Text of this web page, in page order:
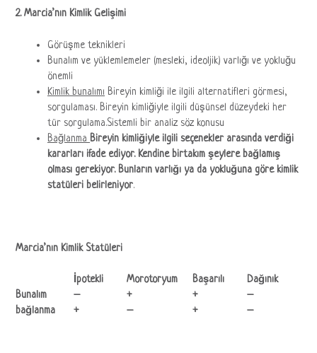
2. Marcia’nın Kimlik Gelişimi
Görüşme teknikleri
Bunalım ve yüklemlemeler (mesleki, ideoljik) varlığı ve yokluğu
önemli
Kimlik bunalımı Bireyin kimliği ile ilgili alternatifleri görmesi,
sorgulaması. Bireyin kimliğiyle ilgili düşünsel düzeydeki her
tür sorgulama.Sistemli bir analiz söz konusu
Bağlanma Bireyin kimliğiyle ilgili seçenekler arasında verdiği
kararları ifade ediyor. Kendine birtakım şeylere bağlamış
olması gerekiyor. Bunların varlığı ya da yokluğuna göre kimlik
statüleri belirleniyor.
Marcia’nın Kimlik Statüleri
İpotekli Morotoryum Başarılı
Dağınık
Bunalım
– + +
–
bağlanma
+ – + –